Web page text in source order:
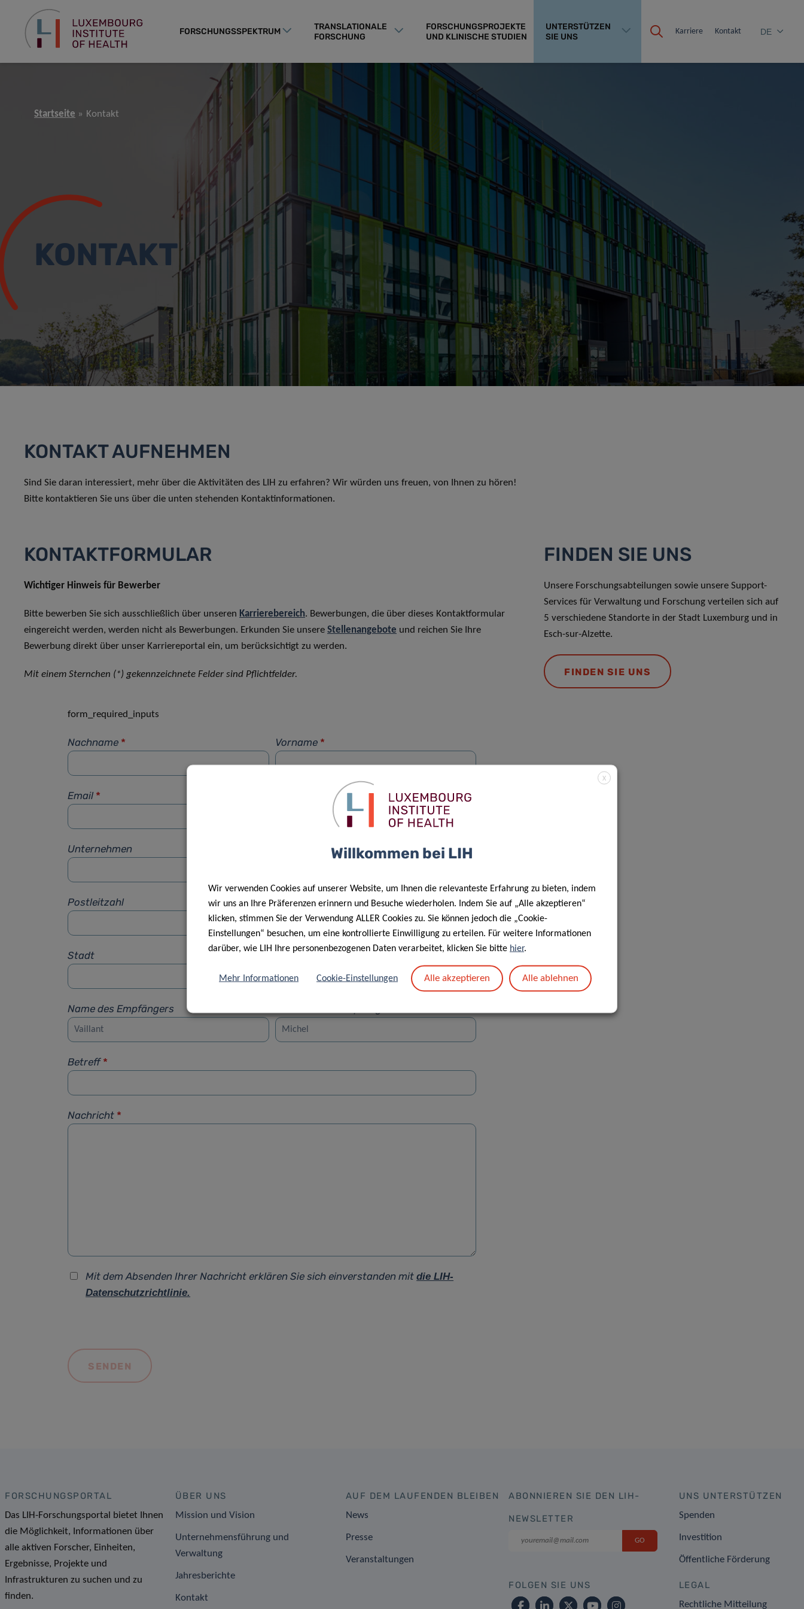
FORSCHUNGSSPEKTRUM
TRANSLATIONALE
FORSCHUNG
FORSCHUNGSPROJEKTE
UND KLINISCHE STUDIEN
UNTERSTÜTZEN
SIE UNS
Karriere Kontakt DE
Startseite Kontakt
KONTAKT
KONTAKT AUFNEHMEN
Sind Sie daran interessiert, mehr über die Aktivitäten des LIH zu erfahren? Wir würden uns freuen, von Ihnen zu hören!
Bitte kontaktieren Sie uns über die unten stehenden Kontaktinformationen.
KONTAKTFORMULAR
Wichtiger Hinweis für Bewerber
Bitte bewerben Sie sich ausschließlich über unseren Karrierebereich. Bewerbungen, die über dieses Kontaktformular
eingereicht werden, werden nicht als Bewerbungen. Erkunden Sie unsere Stellenangebote und reichen Sie Ihre
Bewerbung direkt über unser Karriereportal ein, um berücksichtigt zu werden.
Mit einem Sternchen (*) gekennzeichnete Felder sind Pflichtfelder.
form_required_inputs
Nachname * Vorname *
Email *
Unternehmen
Postleitzahl Straße
Stadt
Name des Empfängers
Betreff *
Nachricht *
Mit dem Absenden Ihrer Nachricht erklären Sie sich einverstanden mitdie LIH-
Datenschutzrichtlinie.
FINDEN SIE UNS
Unsere Forschungsabteilungen sowie unsere Support-
Services für Verwaltung und Forschung verteilen sich auf
5 verschiedene Standorte in der Stadt Luxemburg und in
Esch-sur-Alzette.
FINDEN SIE UNS
FORSCHUNGSPORTAL
Das LIH-Forschungsportal bietet Ihnen
die Möglichkeit, Informationen über
alle aktiven Forscher, Einheiten,
Ergebnisse, Projekte und
Infrastrukturen zu suchen und zu
finden.
ÜBER UNS
Mission und Vision
Unternehmensführung und
Verwaltung
Jahresberichte
Kontakt
AUF DEM LAUFENDEN BLEIBEN
News
Presse
Veranstaltungen
ABONNIEREN SIE DEN LIH-
NEWSLETTER
FOLGEN SIE UNS
UNS UNTERSTÜTZEN
Spenden
Investition
Öffentliche Förderung
LEGAL
Rechtliche Mitteilung
X
Willkommen bei LIH
Wir verwenden Cookies auf unserer Website, um Ihnen die relevanteste Erfahrung zu bieten, indem
wir uns an Ihre Präferenzen erinnern und Besuche wiederholen. Indem Sie auf „Alle akzeptieren“
klicken, stimmen Sie der Verwendung ALLER Cookies zu. Sie können jedoch die „Cookie-
Einstellungen“ besuchen, um eine kontrollierte Einwilligung zu erteilen. Für weitere Informationen
darüber, wie LIH Ihre personenbezogenen Daten verarbeitet, klicken Sie bitte hier.
Mehr Informationen Cookie-Einstellungen Alle akzeptieren Alle ablehnen